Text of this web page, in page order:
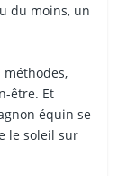
du moins, un
méthodes,
être. Et
équin se
le soleil sur